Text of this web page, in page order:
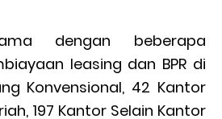
dengan beberapa
leasing dan BPR di
Konvensional, 42 Kantor
197 Kantor Selain Kantor